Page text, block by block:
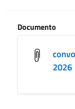
Documento
2026